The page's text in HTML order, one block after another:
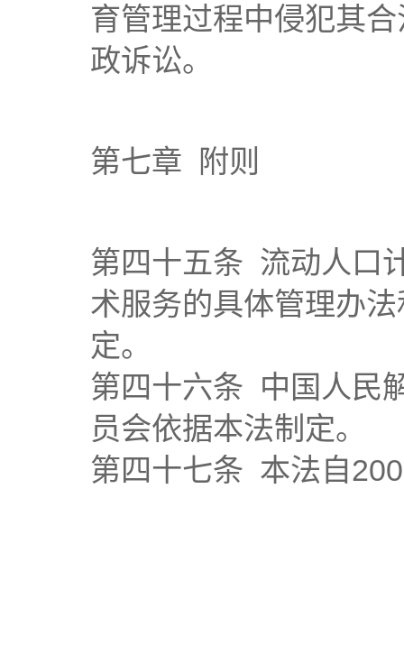
育管理过程中侵犯其
政诉讼。
第七章 附则
第四十五条 流动人口
术服务的具体管理办
定。
第四十六条 中国人民
员会依据本法制定。
第四十七条 本法自